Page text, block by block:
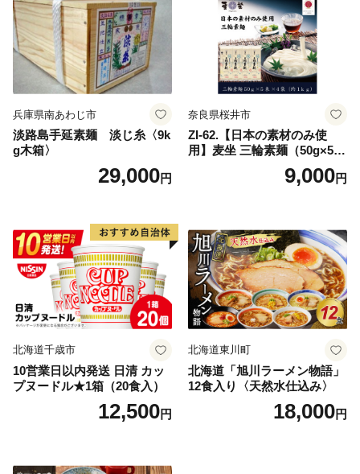
兵庫県南あわじ市
淡路島手延素麺 淡じ糸〈9k
g木箱〉
29,000円
奈良県桜井市
ZI-62.【日本の素材のみ使
用】麦坐 三輪素麺（50g×5束
9,000円
北海道千歳市
10営業日以内発送 日清 カッ
プヌードル★1箱（20食入）
12,500円
北海道東川町
北海道「旭川ラーメン物語」
12食入り〈天然水仕込み〉
18,000円